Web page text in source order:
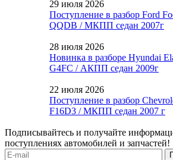
29 июля 2026
Поступление в разбор Ford
QQDB / МКПП седан 2007г
28 июля 2026
Новинка в разборе Hyundai
G4FC / АКПП седан 2009г
22 июля 2026
Поступление в разбор
F16D3 / МКПП седан 2007 г
Подписывайтесь и получайте
поступлениях автомобилей и запчастей!